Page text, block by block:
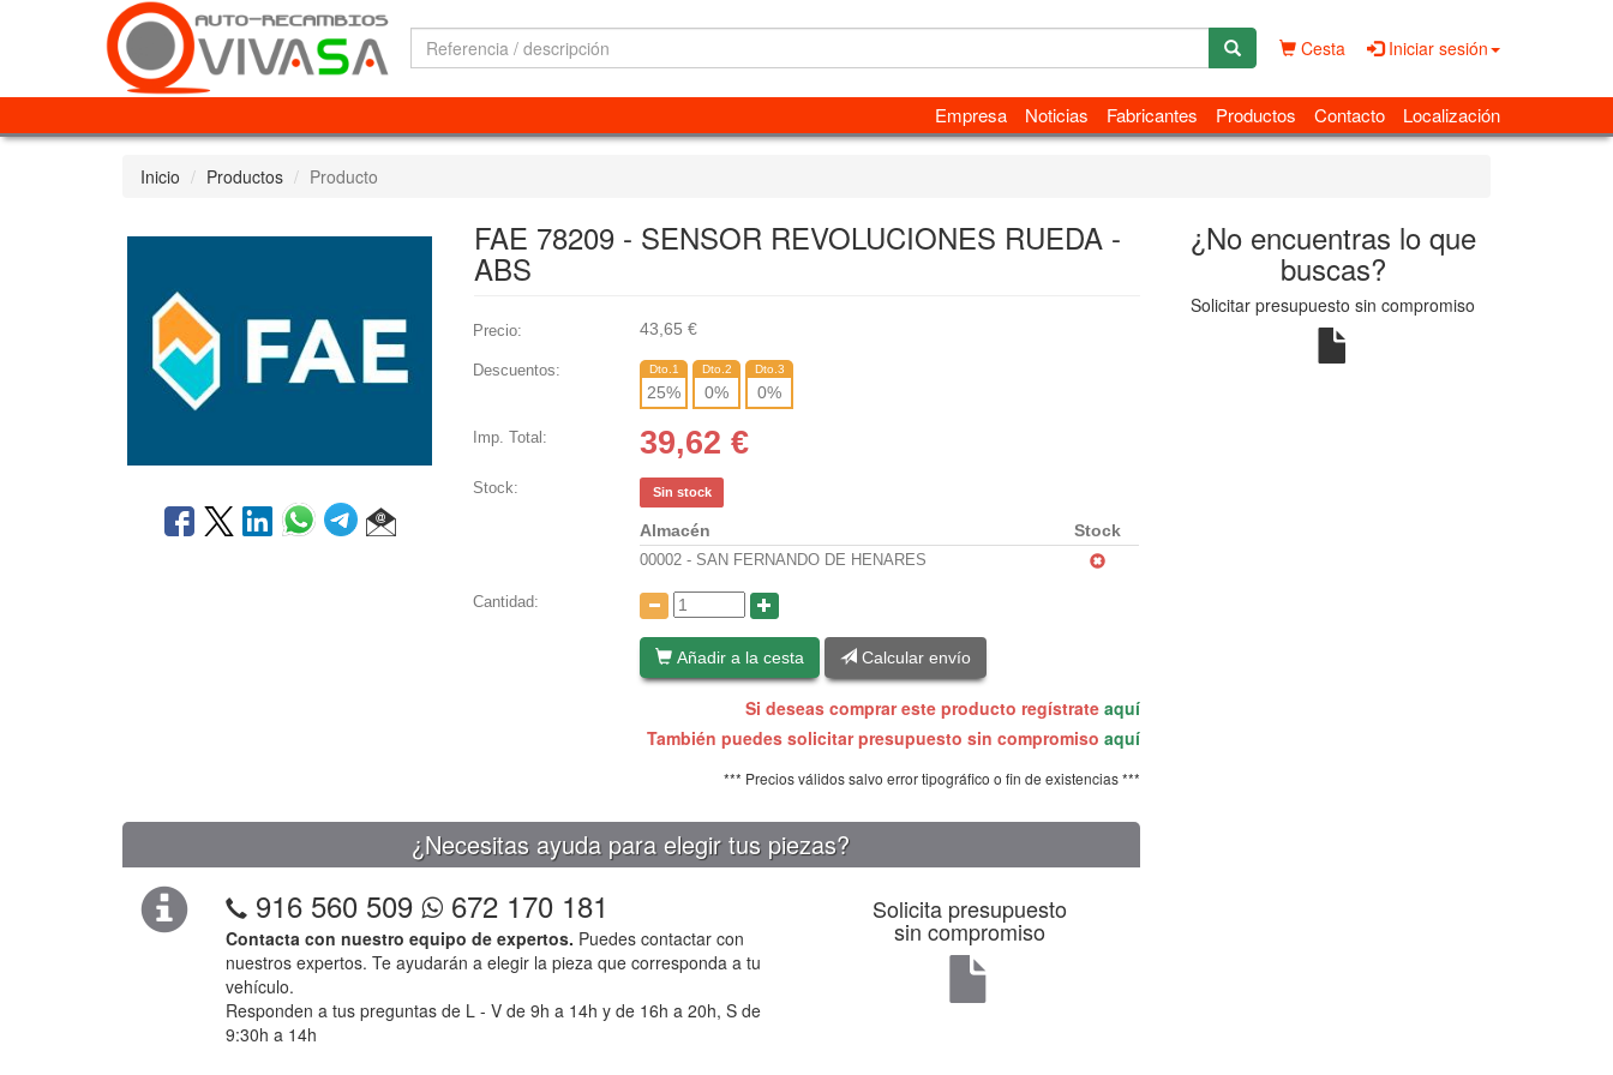
Cesta Iniciar sesión
Empresa Noticias Fabricantes Productos Contacto Localización
Inicio Productos Producto
FAE 78209 - SENSOR REVOLUCIONES RUEDA -
ABS
Precio: 43,65 €
Descuentos: Dto.1
25%
Dto.2
0%
Dto.3
0%
Imp. Total: 39,62 €
Stock: Sin stock
Almacén Stock
00002 - SAN FERNANDO DE HENARES
Cantidad:
Añadir a la cesta Calcular envío
Si deseas comprar este producto regístrate aquí
También puedes solicitar presupuesto sin compromiso aquí
*** Precios válidos salvo error tipográfico o fin de existencias ***
¿Necesitas ayuda para elegir tus piezas?
916 560 509 672 170 181
Contacta con nuestro equipo de expertos. Puedes contactar con
nuestros expertos. Te ayudarán a elegir la pieza que corresponda a tu
vehículo.
Responden a tus preguntas de L - V de 9h a 14h y de 16h a 20h, S de
9:30h a 14h
Solicita presupuesto
sin compromiso
¿No encuentras lo que
buscas?
Solicitar presupuesto sin compromiso